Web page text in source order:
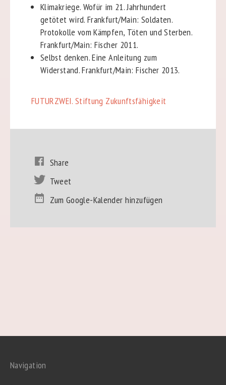
Klimakriege. Wofür im 21. Jahrhundert
getötet wird. Frankfurt/Main: Soldaten.
Protokolle vom Kämpfen, Töten und Sterben.
Frankfurt/Main: Fischer 2011.
Selbst denken. Eine Anleitung zum
Widerstand. Frankfurt/Main: Fischer 2013.
FUTURZWEI. Stiftung Zukunftsfähigkeit
Share
Tweet
Zum Google-Kalender hinzufügen
Navigation